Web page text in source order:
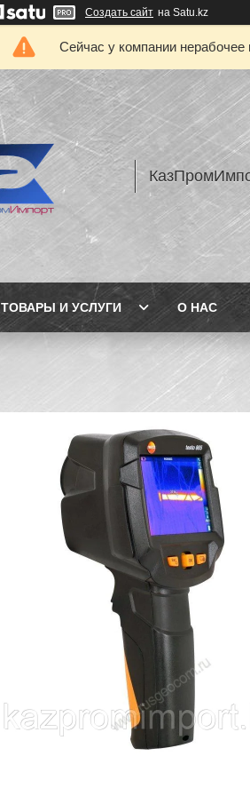
Создать сайт на Satu.kz
Сейчас у компании
ТОВАРЫ И УСЛУГИ О НАС